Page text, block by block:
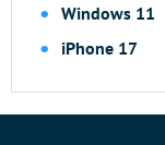
Windows 11
iPhone 17